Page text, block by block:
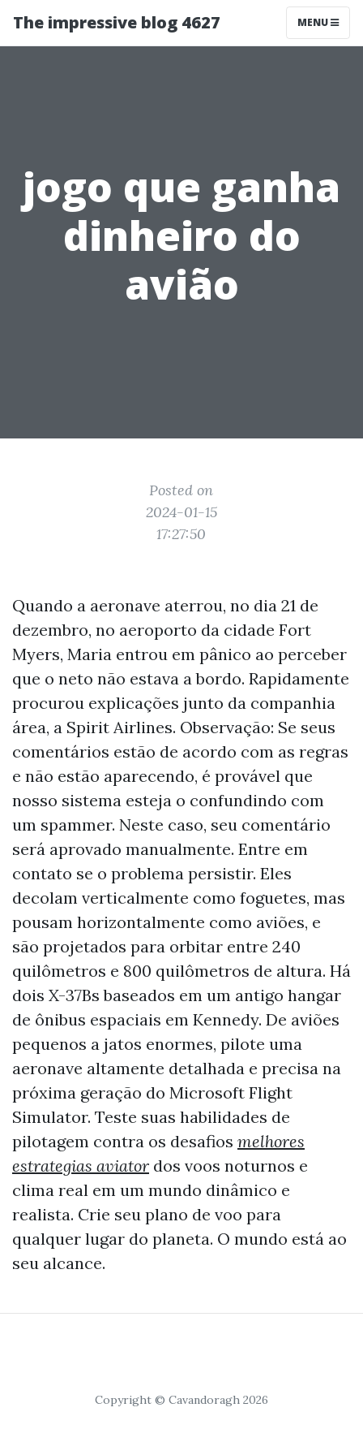
The impressive blog 4627 MENU
jogo que ganha
dinheiro do
avião
Posted on
2024-01-15
17:27:50
Quando a aeronave aterrou, no dia 21 de
dezembro, no aeroporto da cidade Fort
Myers, Maria entrou em pânico ao perceber
que o neto não estava a bordo. Rapidamente
procurou explicações junto da companhia
área, a Spirit Airlines. Observação: Se seus
comentários estão de acordo com as regras
e não estão aparecendo, é provável que
nosso sistema esteja o confundindo com
um spammer. Neste caso, seu comentário
será aprovado manualmente. Entre em
contato se o problema persistir. Eles
decolam verticalmente como foguetes, mas
pousam horizontalmente como aviões, e
são projetados para orbitar entre 240
quilômetros e 800 quilômetros de altura. Há
dois X-37Bs baseados em um antigo hangar
de ônibus espaciais em Kennedy. De aviões
pequenos a jatos enormes, pilote uma
aeronave altamente detalhada e precisa na
próxima geração do Microsoft Flight
Simulator. Teste suas habilidades de
pilotagem contra os desafios melhores
estrategias aviator dos voos noturnos e
clima real em um mundo dinâmico e
realista. Crie seu plano de voo para
qualquer lugar do planeta. O mundo está ao
seu alcance.
Copyright © Cavandoragh 2026